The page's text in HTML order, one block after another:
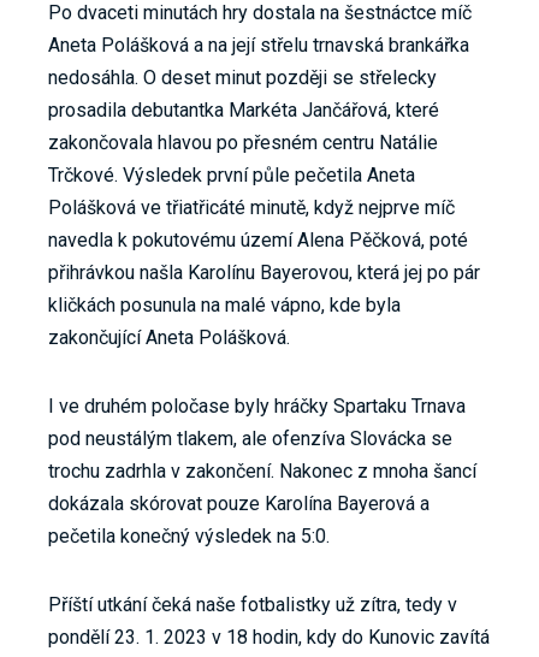
Po dvaceti minutách hry dostala na šestnáctce míč
Aneta Polášková a na její střelu trnavská brankářka
nedosáhla. O deset minut později se střelecky
prosadila debutantka Markéta Jančářová, které
zakončovala hlavou po přesném centru Natálie
Trčkové. Výsledek první půle pečetila Aneta
Polášková ve třiatřicáté minutě, když nejprve míč
navedla k pokutovému území Alena Pěčková, poté
přihrávkou našla Karolínu Bayerovou, která jej po pár
kličkách posunula na malé vápno, kde byla
zakončující Aneta Polášková.
I ve druhém poločase byly hráčky Spartaku Trnava
pod neustálým tlakem, ale ofenzíva Slovácka se
trochu zadrhla v zakončení. Nakonec z mnoha šancí
dokázala skórovat pouze Karolína Bayerová a
pečetila konečný výsledek na 5:0.
Příští utkání čeká naše fotbalistky už zítra, tedy v
pondělí 23. 1. 2023 v 18 hodin, kdy do Kunovic zavítá